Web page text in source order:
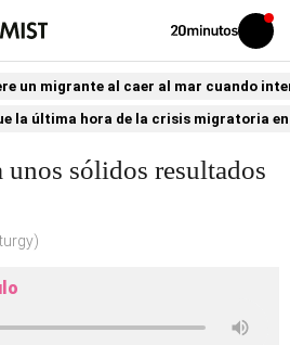
Volver
Iniciar
sesión
un migrante al caer al mar cuando
la última hora de la crisis migratoria
unos sólidos resultados